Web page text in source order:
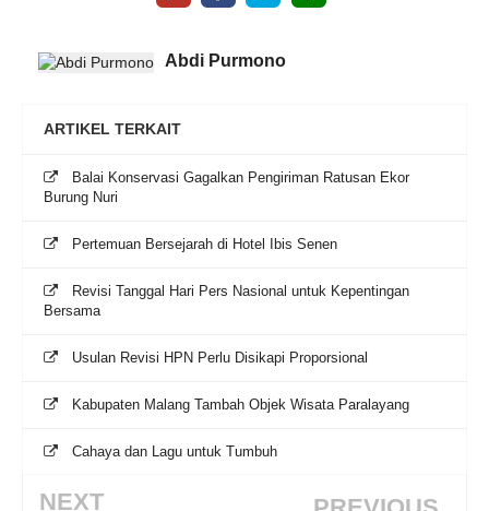
Abdi Purmono
ARTIKEL TERKAIT
Balai Konservasi Gagalkan Pengiriman Ratusan Ekor
Burung Nuri
Pertemuan Bersejarah di Hotel Ibis Senen
Revisi Tanggal Hari Pers Nasional untuk Kepentingan
Bersama
Usulan Revisi HPN Perlu Disikapi Proporsional
Kabupaten Malang Tambah Objek Wisata Paralayang
Cahaya dan Lagu untuk Tumbuh
NEXT